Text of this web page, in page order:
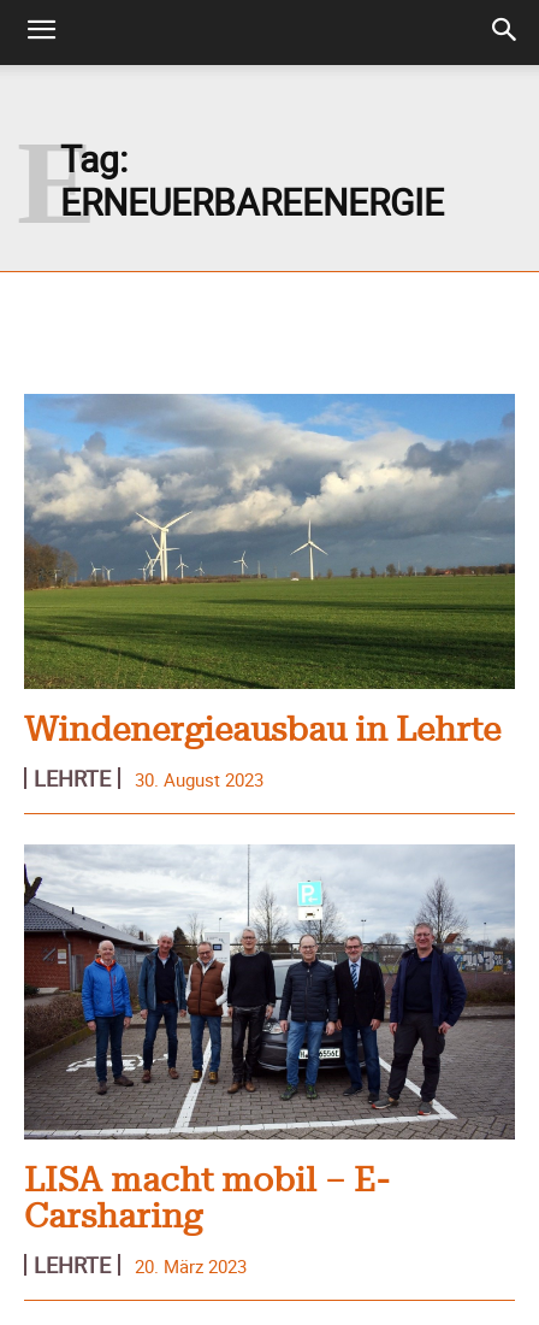
Tag:
ERNEUERBAREENERGIE
E
Windenergieausbau in Lehrte
LEHRTE 30. August 2023
LISA macht mobil – E-
Carsharing
LEHRTE 20. März 2023